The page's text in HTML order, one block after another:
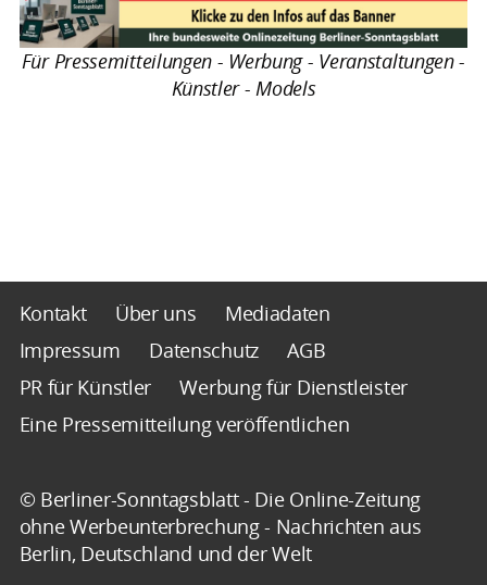
Für Pressemitteilungen - Werbung - Veranstaltungen -
Künstler - Models
Kontakt Über uns
Mediadaten
Impressum
Datenschutz
AGB
PR für Künstler
Werbung für Dienstleister
Eine Pressemitteilung veröffentlichen
© Berliner-Sonntagsblatt - Die Online-Zeitung
ohne Werbeunterbrechung - Nachrichten aus
Berlin, Deutschland und der Welt